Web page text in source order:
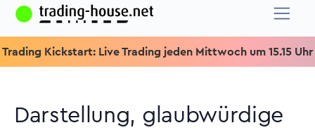
Kickstart: Live Trading jeden Mittwoch um 15.15 Uhr &
Darstellung, glaubwürdige